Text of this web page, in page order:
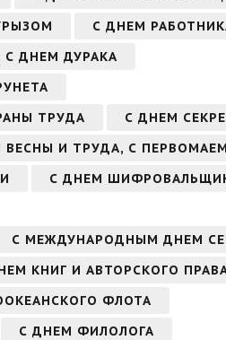
С ДНЕМ
С ДНЕМ ДУРАКА
ТРУДА
С ДНЕМ
И ТРУДА, С ПЕРВОМАЕМ
С ДНЕМ
С МЕЖДУНАРОДНЫМ ДНЕМ
КНИГ И АВТОРСКОГО
ФЛОТА
С ДНЕМ ФИЛОЛОГА